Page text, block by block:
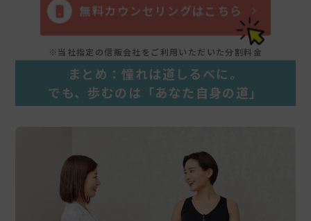
無料カウンセリングはこちら
※当社指定の信販会社をご利用いただいた分割料金
まとめ：憧れは道しるべに。
でも、歩むのは「あなた自身の道」